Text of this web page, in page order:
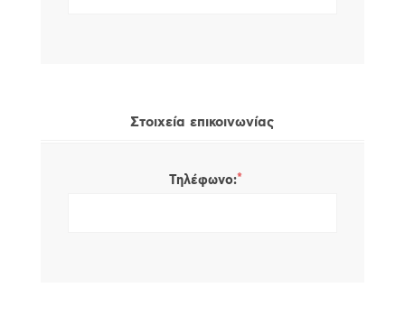
Στοιχεία επικοινωνίας
Τηλέφωνο:*